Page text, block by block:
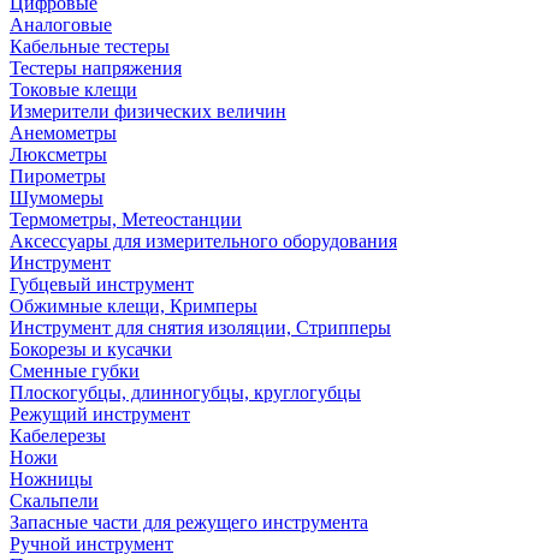
Аналоговые
Кабельные тестеры
Тестеры напряжения
Токовые клещи
Измерители физических величин
Анемометры
Люксметры
Пирометры
Шумомеры
Термометры, Метеостанции
Аксессуары для измерительного оборудования
Инструмент
Губцевый инструмент
Обжимные клещи, Кримперы
Инструмент для снятия изоляции, Стрипперы
Бокорезы и кусачки
Сменные губки
Плоскогубцы, длинногубцы, круглогубцы
Режущий инструмент
Кабелерезы
Ножи
Ножницы
Скальпели
Запасные части для режущего инструмента
Ручной инструмент